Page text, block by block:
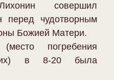
совершил
перед чудотворным
Божией Матери.
погребения
в 8-20 была